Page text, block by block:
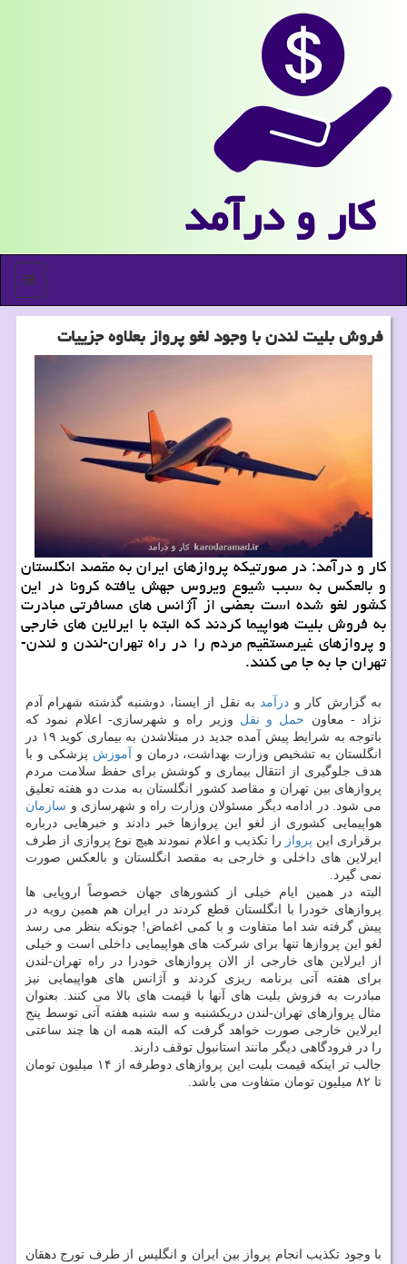
كار و درآمد
منو
فروش بلیت لندن با وجود لغو پرواز بعلاوه جزییات
کار و درآمد: در صورتیکه پروازهای ایران به مقصد انگلستان
و بالعکس به سبب شیوع ویروس جهش یافته کرونا در این
کشور لغو شده است بعضی از آژانس های مسافرتی مبادرت
به فروش بلیت هواپیما کردند که البته با ایرلاین های خارجی
و پروازهای غیرمستقیم مردم را در راه تهران-لندن و لندن-
تهران جا به جا می کنند.
به گزارش کار و درآمدبه نقل از ایسنا، دوشنبه گذشته شهرام آدم
نژاد - معاون حمل و نقل وزیر راه و شهرسازی- اعلام نمود که
باتوجه به شرایط پیش آمده جدید در مبتلاشدن به بیماری کوید ۱۹ در
انگلستان به تشخیص وزارت بهداشت، درمان و
آموزش پزشکی و با
هدف جلوگیری از انتقال بیماری و کوشش برای حفظ سلامت مردم
پروازهای بین تهران و مقاصد کشور انگلستان به مدت دو هفته تعلیق
می شود. در ادامه دیگر مسئولان وزارت راه و شهرسازی و سازمان
هواپیمایی کشوری از لغو این پروازها خبر دادند و خبرهایی درباره
برقراری این پرواز را تکذیب و اعلام نمودند هیچ نوع پروازی از طرف
ایرلاین های داخلی و خارجی به مقصد انگلستان و بالعکس صورت
نمی گیرد.
البته در همین ایام خیلی از کشورهای جهان خصوصاً اروپایی ها
پروازهای خودرا با انگلستان قطع کردند در ایران هم همین رویه در
پیش گرفته شد اما متفاوت و با کمی اغماض! چونکه بنظر می رسد
لغو این پروازها تنها برای شرکت های هواپیمایی داخلی است و خیلی
از ایرلاین های خارجی از الان پروازهای خودرا در راه تهران-لندن
برای هفته آتی برنامه ریزی کردند و آژانس های هواپیمایی نیز
مبادرت به فروش بلیت های آنها با قیمت های بالا می کنند. بعنوان
مثال پروازهای تهران-لندن دریکشنبه و سه شنبه هفته آتی توسط پنج
ایرلاین خارجی صورت خواهد گرفت که البته همه ان ها چند ساعتی
را در فرودگاهی دیگر مانند استانبول توقف دارند.
جالب تر اینکه قیمت بلیت این پروازهای دوطرفه از ۱۴ میلیون تومان
تا ۸۲ میلیون تومان متفاوت می باشد.
با وجود تکذیب انجام پرواز بین ایران و انگلیس از طرف تورج دهقان